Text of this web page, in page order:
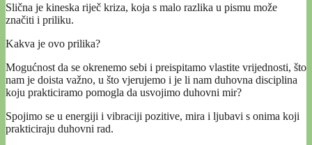
Slična je kineska riječ kriza, koja s malo razlika u pismu može
značiti i priliku.
Kakva je ovo prilika?
Mogućnost da se okrenemo sebi i preispitamo vlastite vrijednosti, što
nam je doista važno, u što vjerujemo i je li nam duhovna disciplina
koju prakticiramo pomogla da usvojimo duhovni mir?
Spojimo se u energiji i vibraciji pozitive, mira i ljubavi s onima koji
prakticiraju duhovni rad.